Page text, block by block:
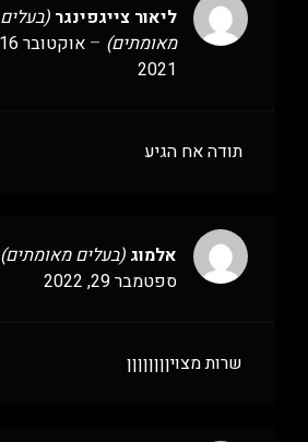
ליאור צייגפינגר (בעלים
מאומתים) –
2021
תודה אח הגיע
אלמוג (בעלים מאומתים)
ספטמבר 29, 2022
שרות מצויןןןןןןןן